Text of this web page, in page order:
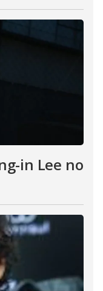
in Lee no